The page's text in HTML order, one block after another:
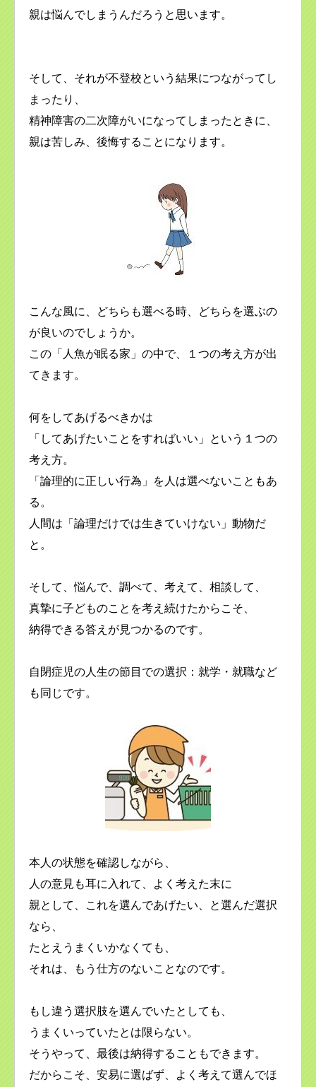
親は悩んでしまうんだろうと思います。
そして、それが不登校という結果につながってし
まったり、
精神障害の二次障がいになってしまったときに、
親は苦しみ、後悔することになります。
こんな風に、どちらも選べる時、どちらを選ぶの
が良いのでしょうか。
この「人魚が眠る家」の中で、１つの考え方が出
てきます。
何をしてあげるべきかは
「してあげたいことをすればいい」という１つの
考え方。
「論理的に正しい行為」を人は選べないこともあ
る。
人間は「論理だけでは生きていけない」動物だ
と。
そして、悩んで、調べて、考えて、相談して、
真摯に子どものことを考え続けたからこそ、
納得できる答えが見つかるのです。
自閉症児の人生の節目での選択：就学・就職など
も同じです。
本人の状態を確認しながら、
人の意見も耳に入れて、よく考えた末に
親として、これを選んであげたい、と選んだ選択
なら、
たとえうまくいかなくても、
それは、もう仕方のないことなのです。
もし違う選択肢を選んでいたとしても、
うまくいっていたとは限らない。
そうやって、最後は納得することもできます。
だからこそ、安易に選ばず、よく考えて選んでほ